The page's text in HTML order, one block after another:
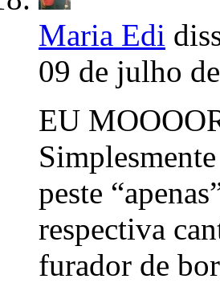
Maria Edi
09 de julho
EU
peste
respectiva
furador de